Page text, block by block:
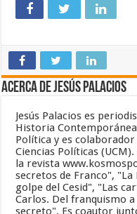
Acerca de Jesús Palacios
Jesús Palacios es
Historia
Política y es
Ciencias Políticas
la revista
secretos de Franco",
golpe del Cesid", "Las
Carlos. Del franquismo a
secreto". Es coautor